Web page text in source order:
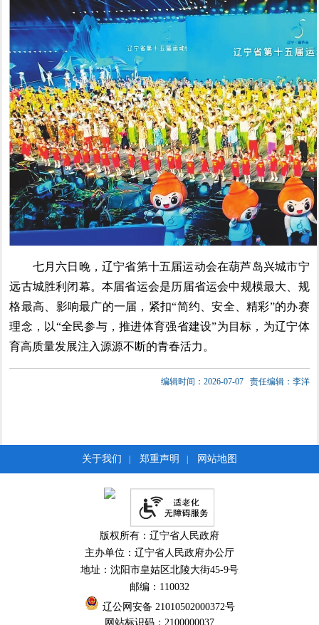
七月六日晚，辽宁省第十五届运动会在葫芦岛兴城市宁
远古城胜利闭幕。本届省运会是历届省运会中规模最大、规
格最高、影响最广的一届，紧扣“简约、安全、精彩”的办赛
理念，以“全民参与，推进体育强省建设”为目标，为辽宁体
育高质量发展注入源源不断的青春活力。
编辑时间：2026-07-07 责任编辑：李洋
关于我们 | 郑重声明 | 网站地图
版权所有：辽宁省人民政府
主办单位：辽宁省人民政府办公厅
地址：沈阳市皇姑区北陵大街45-9号
邮编：110032
辽公网安备 21010502000372号
网站标识码：2100000037